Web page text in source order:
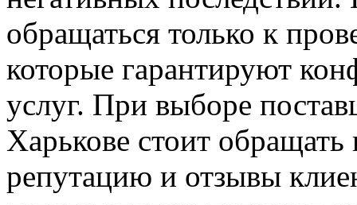
обращаться только к
которые гарантируют
услуг. При выборе
Харькове стоит
репутацию и отзывы